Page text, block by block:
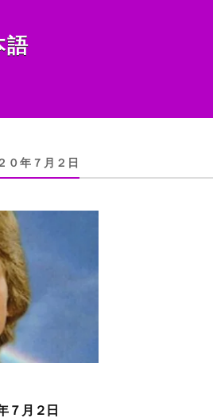
語
年７月２日
７月２日